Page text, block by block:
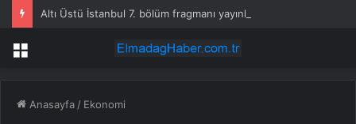
Altı Üstü İstanbul 7. bölüm fragmanı yayınlandı mı?
Menü
Anasayfa / Ekonomi